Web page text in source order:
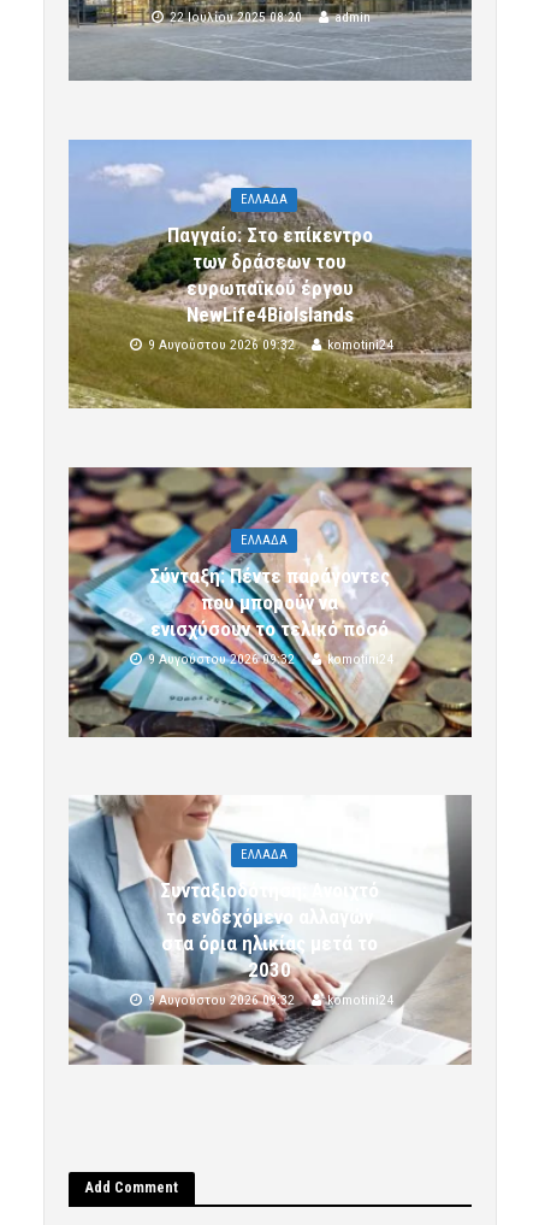
22 Ιουλίου 2025 08:20 admin
ΕΛΛΑΔΑ
Παγγαίο: Στο επίκεντρο
των δράσεων του
ευρωπαϊκού έργου
NewLife4BioIslands
9 Αυγούστου 2026 09:32 komotini24
ΕΛΛΑΔΑ
Σύνταξη: Πέντε παράγοντες
που μπορούν να
ενισχύσουν το τελικό ποσό
9 Αυγούστου 2026 09:32 komotini24
ΕΛΛΑΔΑ
Συνταξιοδότηση: Ανοιχτό
το ενδεχόμενο αλλαγών
στα όρια ηλικίας μετά το
2030
9 Αυγούστου 2026 09:32 komotini24
Add Comment